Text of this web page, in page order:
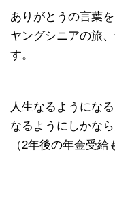
ありがとうの言葉
ヤングシニアの旅
す。
人生なるようにな
なるようにしかな
（2年後の年金受給